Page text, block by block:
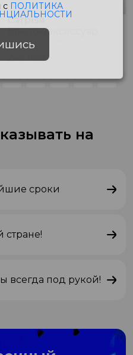
Carpisa
Брелок/аксессуар
249лей
на
сроки
стране!
всегда под рукой!
с ПОЛИТИКА